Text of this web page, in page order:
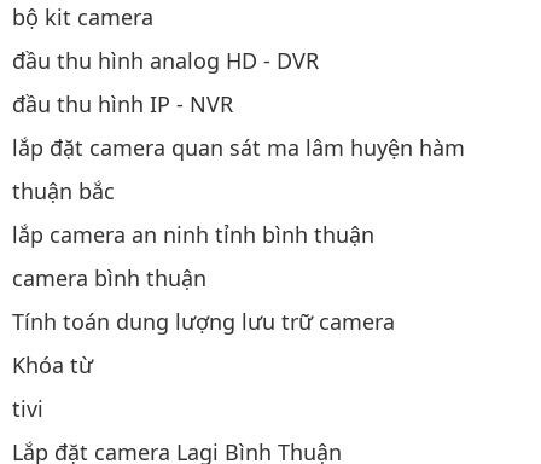
bộ kit camera
đầu thu hình analog HD - DVR
đầu thu hình IP - NVR
lắp đặt camera quan sát ma lâm huyện hàm
thuận bắc
lắp camera an ninh tỉnh bình thuận
camera bình thuận
Tính toán dung lượng lưu trữ camera
Khóa từ
tivi
Lắp đặt camera Lagi Bình Thuận